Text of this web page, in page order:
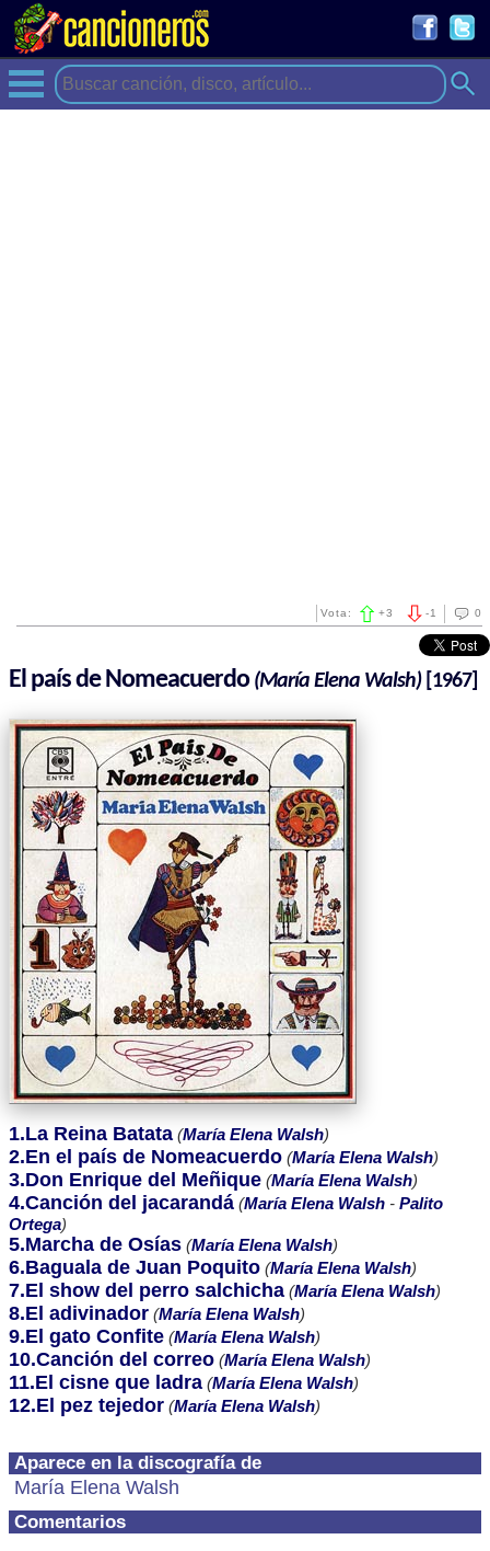
0
-1
Vota: +3
El país de Nomeacuerdo(María Elena Walsh)[1967]
Aparece en la discografía de
María Elena Walsh
Comentarios
1.La Reina Batata (María Elena Walsh)
2.En el país de Nomeacuerdo (María Elena Walsh)
3.Don Enrique del Meñique (María Elena Walsh)
4.Canción del jacarandá (María Elena Walsh - Palito
Ortega)
5.Marcha de Osías (María Elena Walsh)
6.Baguala de Juan Poquito (María Elena Walsh)
7.El show del perro salchicha (María Elena Walsh)
8.El adivinador (María Elena Walsh)
9.El gato Confite (María Elena Walsh)
10.Canción del correo (María Elena Walsh)
11.El cisne que ladra (María Elena Walsh)
12.El pez tejedor (María Elena Walsh)